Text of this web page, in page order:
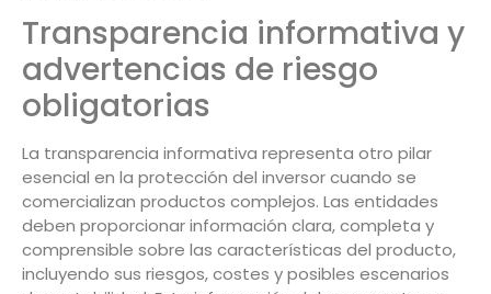
Transparencia informativa y
advertencias de riesgo
obligatorias
La transparencia informativa representa otro pilar
esencial en la protección del inversor cuando se
comercializan productos complejos. Las entidades
deben proporcionar información clara, completa y
comprensible sobre las características del producto,
incluyendo sus riesgos, costes y posibles escenarios